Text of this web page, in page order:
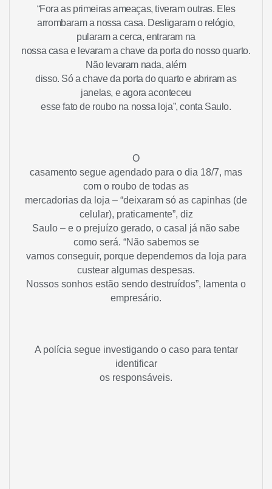
“Fora as primeiras ameaças, tiveram outras. Eles
arrombaram a nossa casa. Desligaram o relógio,
pularam a cerca, entraram na
nossa casa e levaram a chave da porta do nosso quarto.
Não levaram nada, além
disso. Só a chave da porta do quarto e abriram as
janelas, e agora aconteceu
esse fato de roubo na nossa loja”, conta Saulo.
O
casamento segue agendado para o dia 18/7, mas
com o roubo de todas as
mercadorias da loja – “deixaram só as capinhas (de
celular), praticamente”, diz
Saulo – e o prejuízo gerado, o casal já não sabe
como será. “Não sabemos se
vamos conseguir, porque dependemos da loja para
custear algumas despesas.
Nossos sonhos estão sendo destruídos”, lamenta o
empresário.
A polícia segue investigando o caso para tentar
identificar
os responsáveis.